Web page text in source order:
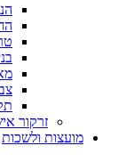
זרקור
מועצות ולשכות